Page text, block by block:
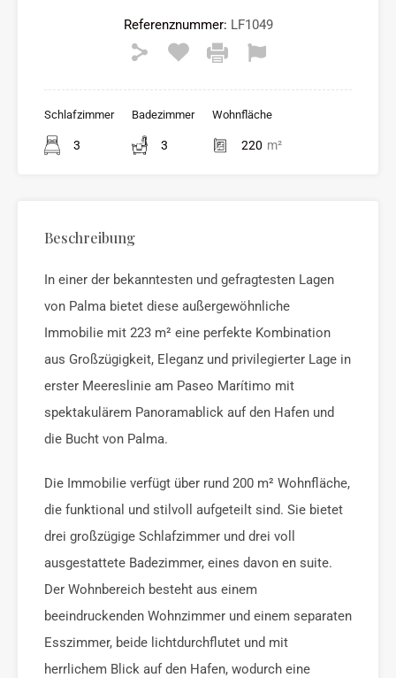
Referenznummer: LF1049
Schlafzimmer
3
Badezimmer
3
Wohnfläche
220 m²
Beschreibung
In einer der bekanntesten und gefragtesten Lagen
von Palma bietet diese außergewöhnliche
Immobilie mit 223 m² eine perfekte Kombination
aus Großzügigkeit, Eleganz und privilegierter Lage in
erster Meereslinie am Paseo Marítimo mit
spektakulärem Panoramablick auf den Hafen und
die Bucht von Palma.
Die Immobilie verfügt über rund 200 m² Wohnfläche,
die funktional und stilvoll aufgeteilt sind. Sie bietet
drei großzügige Schlafzimmer und drei voll
ausgestattete Badezimmer, eines davon en suite.
Der Wohnbereich besteht aus einem
beeindruckenden Wohnzimmer und einem separaten
Esszimmer, beide lichtdurchflutet und mit
herrlichem Blick auf den Hafen, wodurch eine